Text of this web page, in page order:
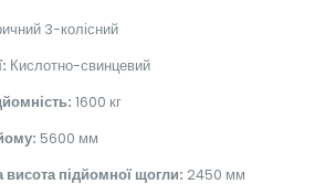
3-колісний
Кислотно-свинцевий
1600 кг
5600 мм
висота підйомної щогли: 2450 мм